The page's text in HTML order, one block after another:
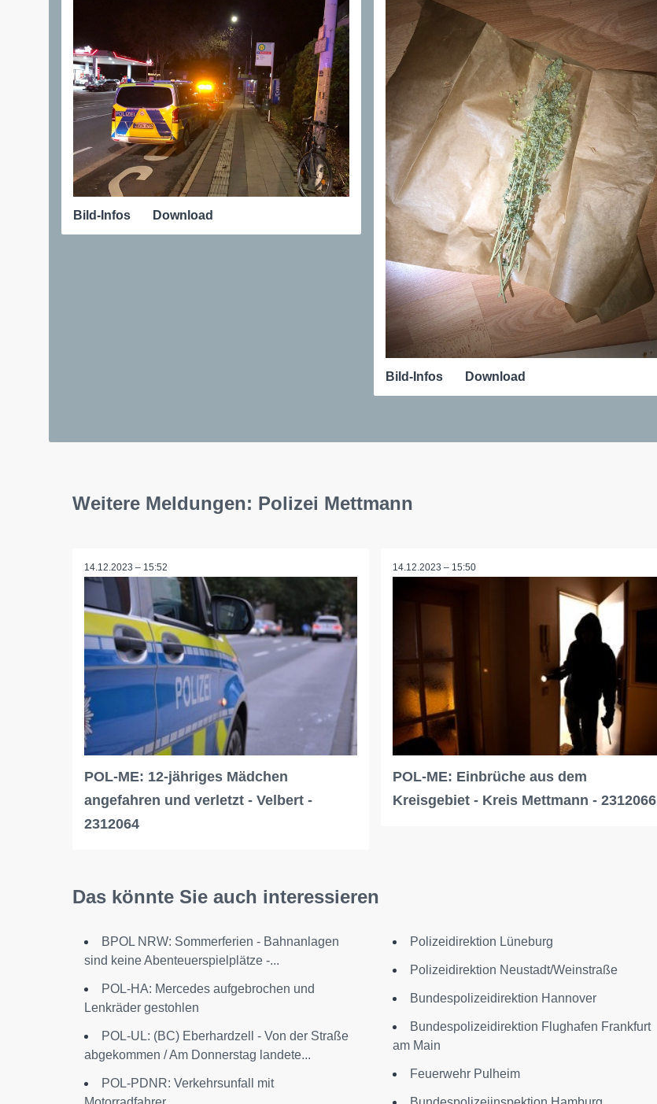
Bild-Infos Download
Bild-Infos Download
Weitere Meldungen: Polizei Mettmann
14.12.2023 – 15:52
POL-ME: 12-jähriges Mädchen
angefahren und verletzt - Velbert -
2312064
14.12.2023 – 15:50
POL-ME: Einbrüche aus dem
Kreisgebiet - Kreis Mettmann - 2312066
Das könnte Sie auch interessieren
BPOL NRW: Sommerferien - Bahnanlagen
sind keine Abenteuerspielplätze -...
POL-HA: Mercedes aufgebrochen und
Lenkräder gestohlen
POL-UL: (BC) Eberhardzell - Von der Straße
abgekommen / Am Donnerstag landete...
POL-PDNR: Verkehrsunfall mit
Polizeidirektion Lüneburg
Polizeidirektion Neustadt/Weinstraße
Bundespolizeidirektion Hannover
Bundespolizeidirektion Flughafen Frankfurt
am Main
Feuerwehr Pulheim